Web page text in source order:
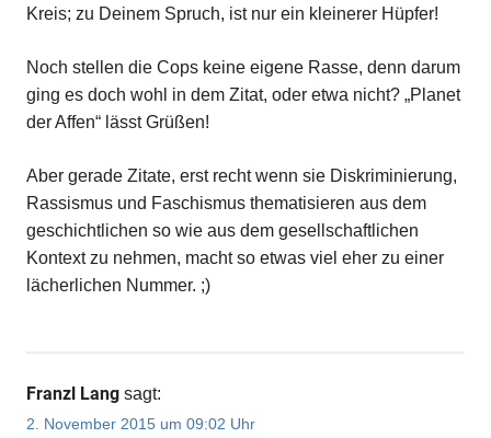
Kreis; zu Deinem Spruch, ist nur ein kleinerer Hüpfer!
Noch stellen die Cops keine eigene Rasse, denn darum
ging es doch wohl in dem Zitat, oder etwa nicht? „Planet
der Affen“ lässt Grüßen!
Aber gerade Zitate, erst recht wenn sie Diskriminierung,
Rassismus und Faschismus thematisieren aus dem
geschichtlichen so wie aus dem gesellschaftlichen
Kontext zu nehmen, macht so etwas viel eher zu einer
lächerlichen Nummer. ;)
Franzl Lang sagt:
2. November 2015 um 09:02 Uhr